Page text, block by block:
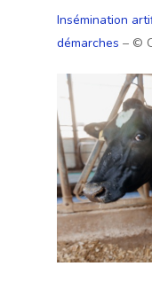
Insémination
démarches – ©